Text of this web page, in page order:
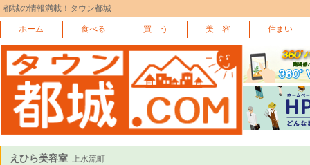
都城の情報満載！タウン都城
ホーム 食べる 買 う 美 容 住まい
えひら美容室 上水流町